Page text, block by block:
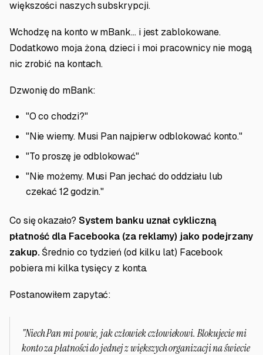
większości naszych subskrypcji.
Wchodzę na konto w mBank... i jest zablokowane.
Dodatkowo moja żona, dzieci i moi pracownicy nie mogą
nic zrobić na kontach.
Dzwonię do mBank:
"O co chodzi?"
"Nie wiemy. Musi Pan najpierw odblokować konto."
"To proszę je odblokować"
"Nie możemy. Musi Pan jechać do oddziału lub
czekać 12 godzin."
Co się okazało? System banku uznał cykliczną
płatność dla Facebooka (za reklamy) jako podejrzany
zakup.Średnio co tydzień (od kilku lat) Facebook
pobiera mi kilka tysięcy z konta.
Postanowiłem zapytać:
"Niech Pan mi powie, jak człowiek człowiekowi. Blokujecie mi
konto za płatności do jednej z większych organizacji na świecie